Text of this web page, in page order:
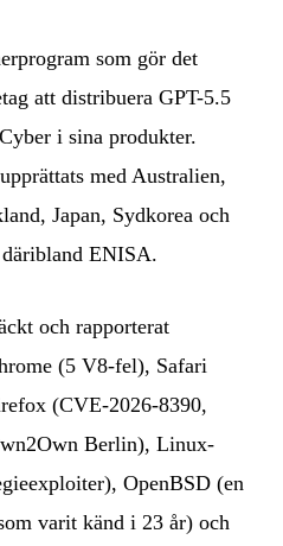
som gör det
att distribuera GPT-5.5
i sina produkter.
med Australien,
Japan, Sydkorea och
ENISA.
och rapporterat
(5 V8-fel), Safari
(CVE-2026-8390,
Berlin), Linux-
OpenBSD (en
varit känd i 23 år) och